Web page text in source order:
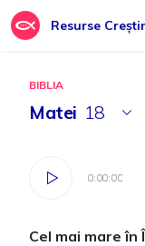
Resurse
BIBLIA
Matei 18
0:00:00
0:00:00
Cel mai mare